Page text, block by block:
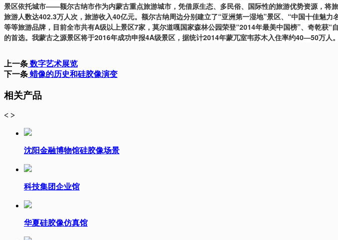
景区依托城市——额尔古纳市作为内蒙古重点旅游城市，凭借原生态、多民俗、国际性的旅游优势资源，
旅游人数达402.3万人次，旅游收入40亿元。额尔古纳周边分别建立了“亚洲第一湿地”景区、“中国十佳
等等旅游品牌，目前全市共有A级以上景区7家，莫尔道嘎国家森林公园荣登“2014年最美中国榜”、奇乾获
的首选。我蒙古之源景区将于2016年成功申报4A级景区，据统计2014年蒙兀室韦苏木入住率约40—50万
上一条 数字艺术展览
下一条 蜡像的历史和硅胶像演变
相关产品
< >
沈阳金融博物馆硅胶像场景
科技集团企业馆
华夏硅胶像仿真馆